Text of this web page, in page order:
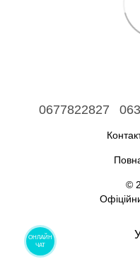
0677822827
©
ОНЛАЙН
ЧАТ